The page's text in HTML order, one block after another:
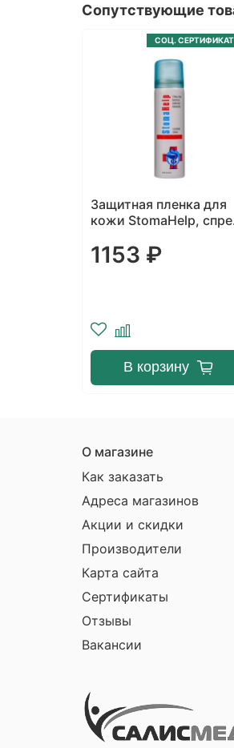
Сопутствующие
СОЦ. СЕРТИФИКАТ
Защитная пленка для
кожи StomaHelp,
1153 ₽
В корзину
О магазине
Как заказать
Адреса магазинов
Акции и скидки
Производители
Карта сайта
Сертификаты
Отзывы
Вакансии